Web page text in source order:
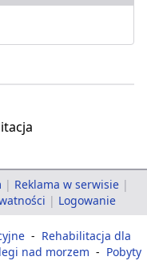
| Reklama w serwisie |
| Logowanie
- Rehabilitacja dla
nad morzem - Pobyty